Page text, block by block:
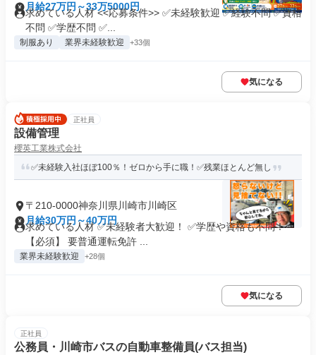
月給27万円～33万5000円
求めている人材 <<応募条件>> ✅未経験歓迎 ✅経験不問 ✅資格
不問 ✅学歴不問 ✅...
制服あり 業界未経験歓迎 +33個
気になる
正社員
設備管理
櫻英工業株式会社
✅未経験入社ほぼ100％！ゼロから手に職！✅残業ほとんど無し
〒210-0000神奈川県川崎市川崎区
月給30万円～40万円
求めている人材 ✅未経験者大歓迎！ ✅学歴や資格も不問！
【必須】 要普通運転免許 ...
業界未経験歓迎 +28個
気になる
正社員
公務員・川崎市バスの自動車整備員(バス担当)